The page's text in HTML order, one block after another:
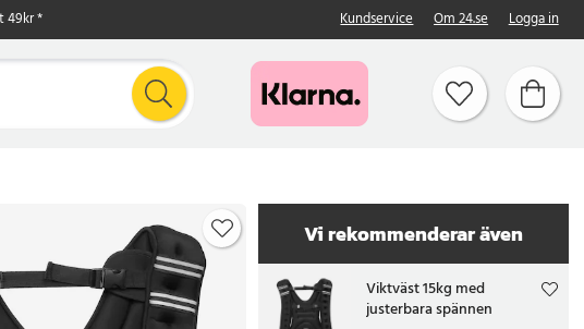
49kr * Kundservice Om 24.se Logga in
Vi rekommenderar även
Viktväst 15kg med
justerbara spännen